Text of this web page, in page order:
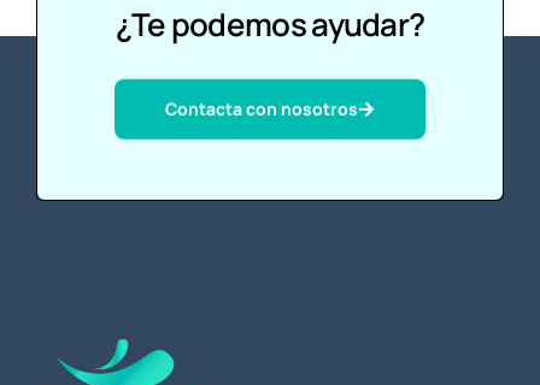
¿Te podemos ayudar?
Contacta con nosotros